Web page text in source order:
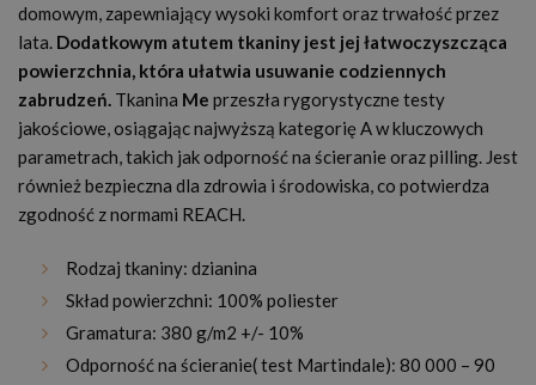
domowym, zapewniający wysoki komfort oraz trwałość przez
lata. Dodatkowym atutem tkaniny jest jej łatwoczyszcząca
powierzchnia, która ułatwia usuwanie codziennych
zabrudzeń. Tkanina Me przeszła rygorystyczne testy
jakościowe, osiągając najwyższą kategorię A w kluczowych
parametrach, takich jak odporność na ścieranie oraz pilling. Jest
również bezpieczna dla zdrowia i środowiska, co potwierdza
zgodność z normami REACH.
Rodzaj tkaniny: dzianina
Skład powierzchni: 100% poliester
Gramatura: 380 g/m2 +/- 10%
Odporność na ścieranie( test Martindale): 80 000 – 90